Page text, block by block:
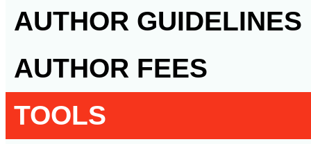
AUTHOR GUIDELINES
AUTHOR FEES
TOOLS